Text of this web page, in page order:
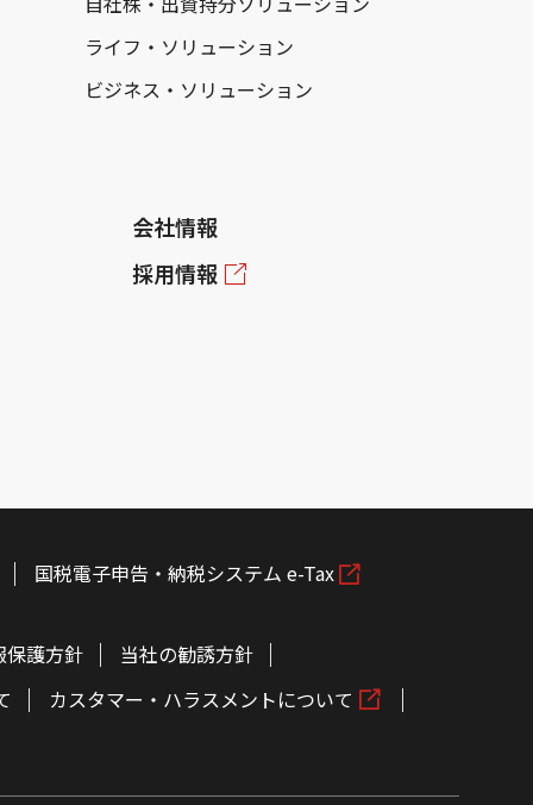
ライフ・ソリューション
ビジネス・ソリューション
会社情報
採用情報
国税電子申告・納税システム e-Tax
保護方針
当社の勧誘方針
カスタマー・ハラスメントについて